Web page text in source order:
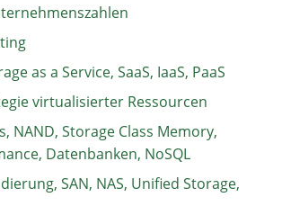
as a Service, SaaS, IaaS, PaaS
virtualisierter Ressourcen
NAND, Storage Class Memory,
Datenbanken, NoSQL
SAN, NAS, Unified Storage,